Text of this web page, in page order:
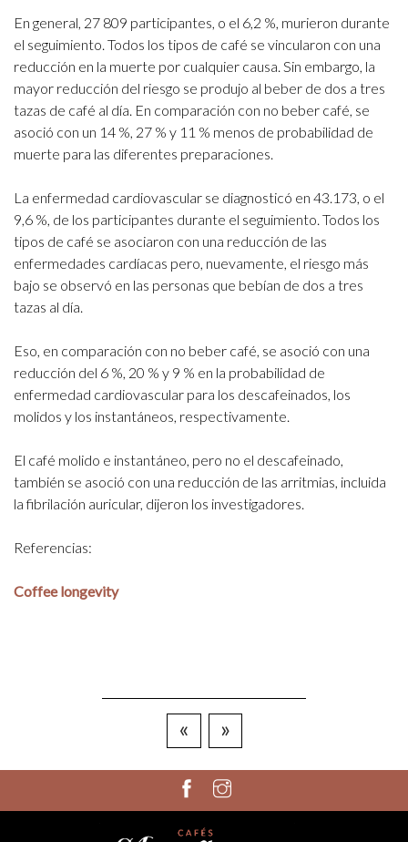
En general, 27 809 participantes, o el 6,2 %, murieron durante
el seguimiento. Todos los tipos de café se vincularon con una
reducción en la muerte por cualquier causa. Sin embargo, la
mayor reducción del riesgo se produjo al beber de dos a tres
tazas de café al día. En comparación con no beber café, se
asoció con un 14 %, 27 % y 11 % menos de probabilidad de
muerte para las diferentes preparaciones.
La enfermedad cardiovascular se diagnosticó en 43.173, o el
9,6 %, de los participantes durante el seguimiento. Todos los
tipos de café se asociaron con una reducción de las
enfermedades cardíacas pero, nuevamente, el riesgo más
bajo se observó en las personas que bebían de dos a tres
tazas al día.
Eso, en comparación con no beber café, se asoció con una
reducción del 6 %, 20 % y 9 % en la probabilidad de
enfermedad cardiovascular para los descafeinados, los
molidos y los instantáneos, respectivamente.
El café molido e instantáneo, pero no el descafeinado,
también se asoció con una reducción de las arritmias, incluida
la fibrilación auricular, dijeron los investigadores.
Referencias:
Coffee longevity
« »